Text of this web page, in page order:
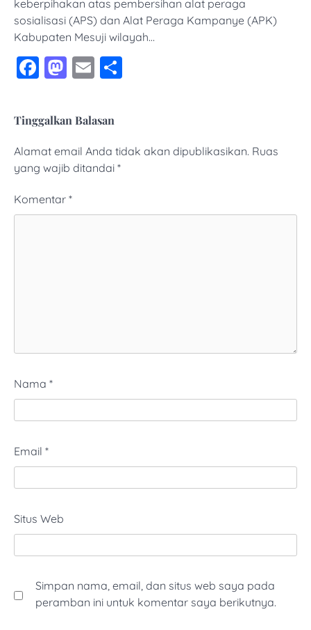
keberpihakan atas pembersihan alat peraga
sosialisasi (APS) dan Alat Peraga Kampanye (APK)
Kabupaten Mesuji wilayah…
Facebook
Mastodon
Email
Tinggalkan Balasan
Alamat email Anda tidak akan dipublikasikan. Ruas
yang wajib ditandai *
Komentar *
Nama *
Email *
Situs Web
Simpan nama, email, dan situs web saya pada
peramban ini untuk komentar saya berikutnya.